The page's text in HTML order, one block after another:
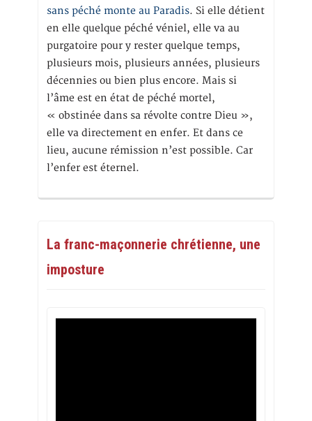
sans péché monte au Paradis. Si elle détient
en elle quelque péché véniel, elle va au
purgatoire pour y rester quelque temps,
plusieurs mois, plusieurs années, plusieurs
décennies ou bien plus encore. Mais si
l’âme est en état de péché mortel,
« obstinée dans sa révolte contre Dieu »,
elle va directement en enfer. Et dans ce
lieu, aucune rémission n’est possible. Car
l’enfer est éternel.
La franc-maçonnerie chrétienne, une
imposture